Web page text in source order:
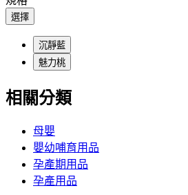
選擇
沉靜藍
魅力桃
相關分類
母嬰
嬰幼哺育用品
孕產期用品
孕產用品